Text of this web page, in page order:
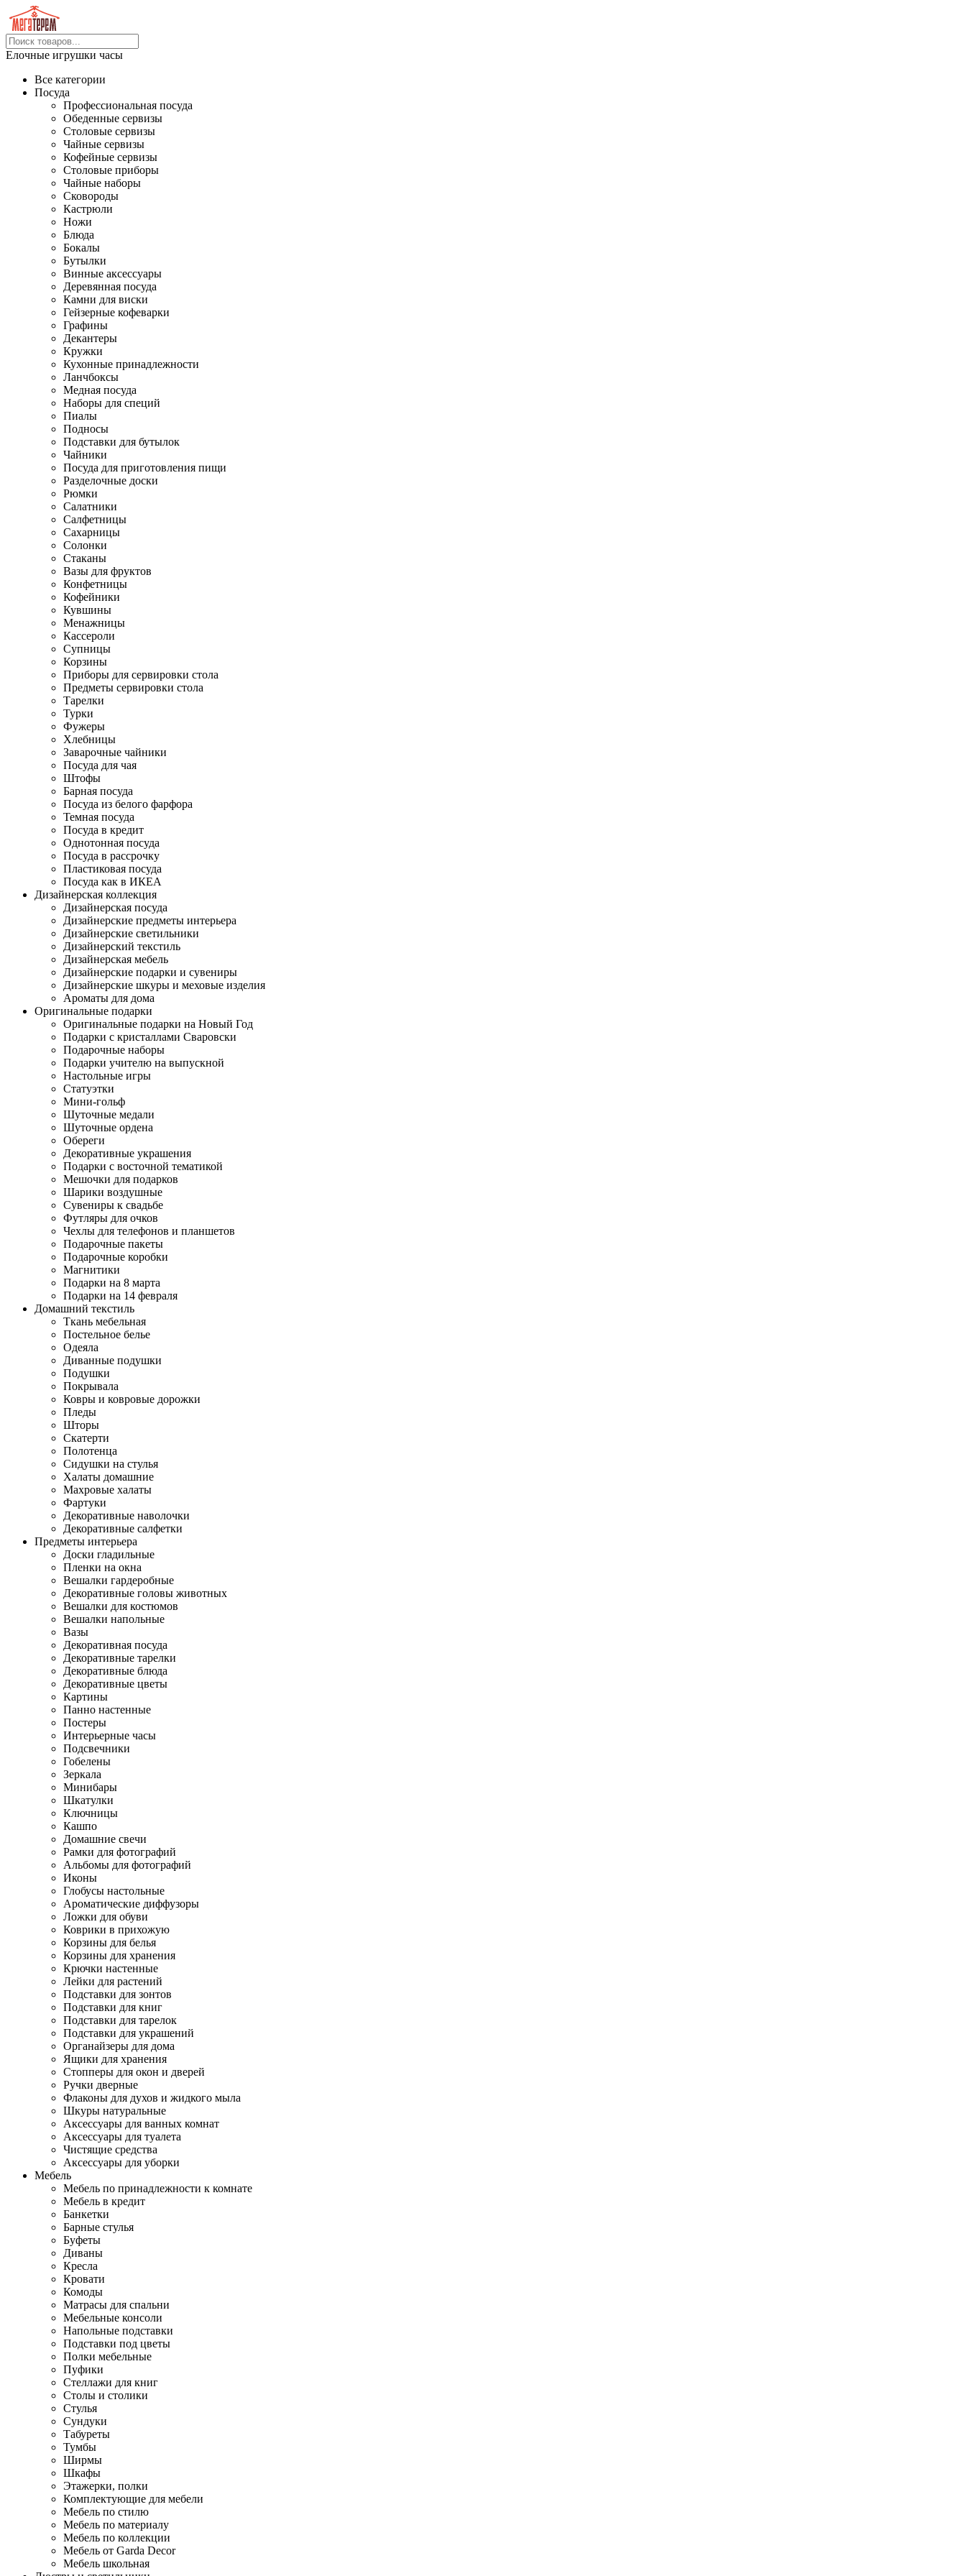
Елочные игрушки часы
Все категории
Посуда
Профессиональная посуда
Обеденные сервизы
Столовые сервизы
Чайные сервизы
Кофейные сервизы
Столовые приборы
Чайные наборы
Сковороды
Кастрюли
Ножи
Блюда
Бокалы
Бутылки
Винные аксессуары
Деревянная посуда
Камни для виски
Гейзерные кофеварки
Графины
Декантеры
Кружки
Кухонные принадлежности
Ланчбоксы
Медная посуда
Наборы для специй
Пиалы
Подносы
Подставки для бутылок
Чайники
Посуда для приготовления пищи
Разделочные доски
Рюмки
Салатники
Салфетницы
Сахарницы
Солонки
Стаканы
Вазы для фруктов
Конфетницы
Кофейники
Кувшины
Менажницы
Кассероли
Супницы
Корзины
Приборы для сервировки стола
Предметы сервировки стола
Тарелки
Турки
Фужеры
Хлебницы
Заварочные чайники
Посуда для чая
Штофы
Барная посуда
Посуда из белого фарфора
Темная посуда
Посуда в кредит
Однотонная посуда
Посуда в рассрочку
Пластиковая посуда
Посуда как в ИКЕА
Дизайнерская коллекция
Дизайнерская посуда
Дизайнерские предметы интерьера
Дизайнерские светильники
Дизайнерский текстиль
Дизайнерская мебель
Дизайнерские подарки и сувениры
Дизайнерские шкуры и меховые изделия
Ароматы для дома
Оригинальные подарки
Оригинальные подарки на Новый Год
Подарки с кристаллами Сваровски
Подарочные наборы
Подарки учителю на выпускной
Настольные игры
Статуэтки
Мини-гольф
Шуточные медали
Шуточные ордена
Обереги
Декоративные украшения
Подарки с восточной тематикой
Мешочки для подарков
Шарики воздушные
Сувениры к свадьбе
Футляры для очков
Чехлы для телефонов и планшетов
Подарочные пакеты
Подарочные коробки
Магнитики
Подарки на 8 марта
Подарки на 14 февраля
Домашний текстиль
Ткань мебельная
Постельное белье
Одеяла
Диванные подушки
Подушки
Покрывала
Ковры и ковровые дорожки
Пледы
Шторы
Скатерти
Полотенца
Сидушки на стулья
Халаты домашние
Махровые халаты
Фартуки
Декоративные наволочки
Декоративные салфетки
Предметы интерьера
Доски гладильные
Пленки на окна
Вешалки гардеробные
Декоративные головы животных
Вешалки для костюмов
Вешалки напольные
Вазы
Декоративная посуда
Декоративные тарелки
Декоративные блюда
Декоративные цветы
Картины
Панно настенные
Постеры
Интерьерные часы
Подсвечники
Гобелены
Зеркала
Минибары
Шкатулки
Ключницы
Кашпо
Домашние свечи
Рамки для фотографий
Альбомы для фотографий
Иконы
Глобусы настольные
Ароматические диффузоры
Ложки для обуви
Коврики в прихожую
Корзины для белья
Корзины для хранения
Крючки настенные
Лейки для растений
Подставки для зонтов
Подставки для книг
Подставки для тарелок
Подставки для украшений
Органайзеры для дома
Ящики для хранения
Стопперы для окон и дверей
Ручки дверные
Флаконы для духов и жидкого мыла
Шкуры натуральные
Аксессуары для ванных комнат
Аксессуары для туалета
Чистящие средства
Аксессуары для уборки
Мебель
Мебель по принадлежности к комнате
Мебель в кредит
Банкетки
Барные стулья
Буфеты
Диваны
Кресла
Кровати
Комоды
Матрасы для спальни
Мебельные консоли
Напольные подставки
Подставки под цветы
Полки мебельные
Пуфики
Стеллажи для книг
Столы и столики
Стулья
Сундуки
Табуреты
Тумбы
Ширмы
Шкафы
Этажерки, полки
Комплектующие для мебели
Мебель по стилю
Мебель по материалу
Мебель по коллекции
Мебель от Garda Decor
Мебель школьная